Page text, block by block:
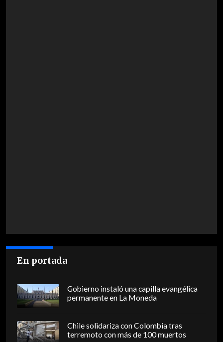
En portada
Gobierno instaló una capilla evangélica
permanente en La Moneda
Chile solidariza con Colombia tras
terremoto con más de 100 muertos